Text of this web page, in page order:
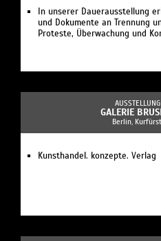
In unserer Dauerausstellung
und Dokumente an Trennung
Proteste, Überwachung und
GALERIE
Berlin,
Kunsthandel. konzepte. Verlag